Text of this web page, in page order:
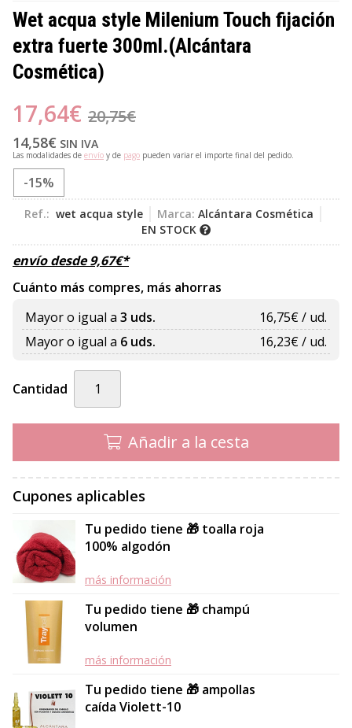
Wet acqua style Milenium Touch fijación
extra fuerte 300ml.(Alcántara
Cosmética)
17,64€ 20,75€
14,58€ SIN IVA
Las modalidades de envío y de pago pueden variar el importe final del pedido.
-15%
Ref.: wet acqua style Marca: Alcántara Cosmética
EN STOCK
envío desde9,67€*
Cuánto más compres, más ahorras
Mayor o igual a 3 uds. 16,75€ / ud.
Mayor o igual a 6 uds. 16,23€ / ud.
Cantidad
Añadir a la cesta
Cupones aplicables
Tu pedido tiene 🎁 toalla roja
100% algodón
más información
Tu pedido tiene 🎁 champú
volumen
más información
Tu pedido tiene 🎁 ampollas
caída Violett-10